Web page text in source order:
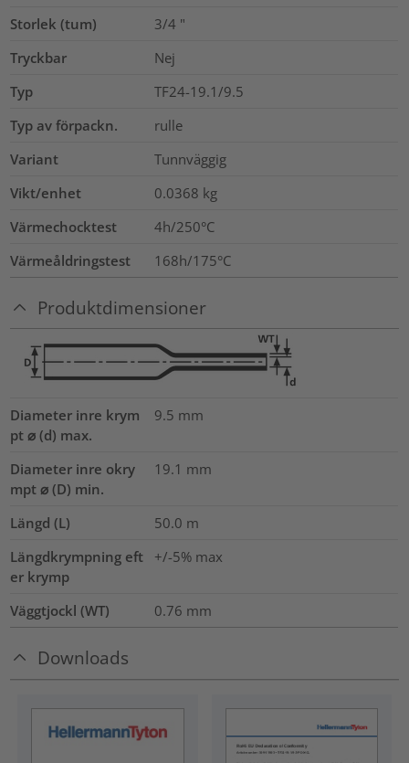
Storlek (tum)
3/4 "
Tryckbar
Nej
Typ
TF24-19.1/9.5
Typ av förpackn.
rulle
Variant
Tunnväggig
Vikt/enhet
0.0368 kg
Värmechocktest
4h/250°C
Värmeåldringstest
168h/175°C
Produktdimensioner
Diameter inre krym
pt ⌀ (d) max.
9.5 mm
Diameter inre okry
mpt ⌀ (D) min.
19.1 mm
Längd (L) 50.0 m
Längdkrympning eft
er krymp
+/-5% max
Väggtjockl (WT) 0.76 mm
Downloads